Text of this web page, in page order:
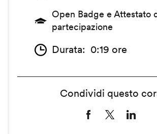
Open Badge e Attestato
partecipazione
Durata 0:19 ore
Condividi questo